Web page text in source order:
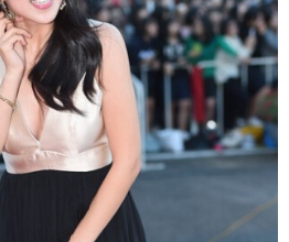
军事 无人机
新华广播
新华电视英文 返回PC